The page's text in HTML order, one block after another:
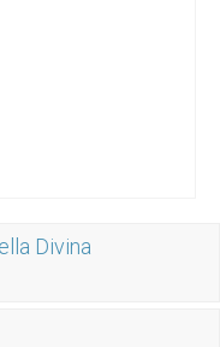
Divina